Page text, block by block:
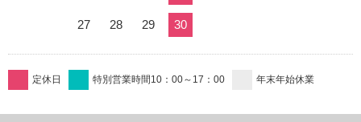
27 28 29 30
定休日 特別営業時間10：00～17：00 年末年始休業